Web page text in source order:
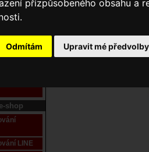
přizpůsobeného obsahu a
Odmítám Upravit mé předvolby
laser
firmy
shop
LINE
E-shop JOKR